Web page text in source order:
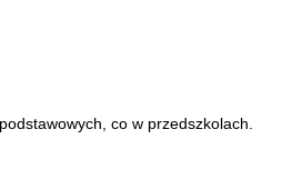
co w przedszkolach.